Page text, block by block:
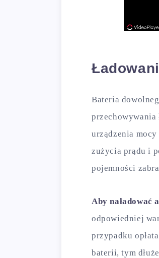
Bateria
przechowywania
urządzenia
zużycia prądu i
pojemności
Aby naładować
odpowiedniej
przypadku
baterii, tym